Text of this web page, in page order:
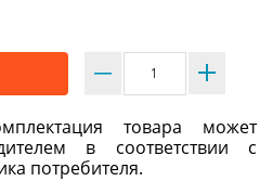
товара может
в соответствии с
потребителя.